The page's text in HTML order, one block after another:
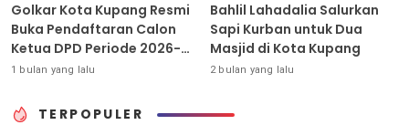
Golkar Kota Kupang Resmi
Buka Pendaftaran Calon
Ketua DPD Periode 2026-
2031
1 bulan yang lalu
Bahlil Lahadalia Salurkan
Sapi Kurban untuk Dua
Masjid di Kota Kupang
2 bulan yang lalu
TERPOPULER